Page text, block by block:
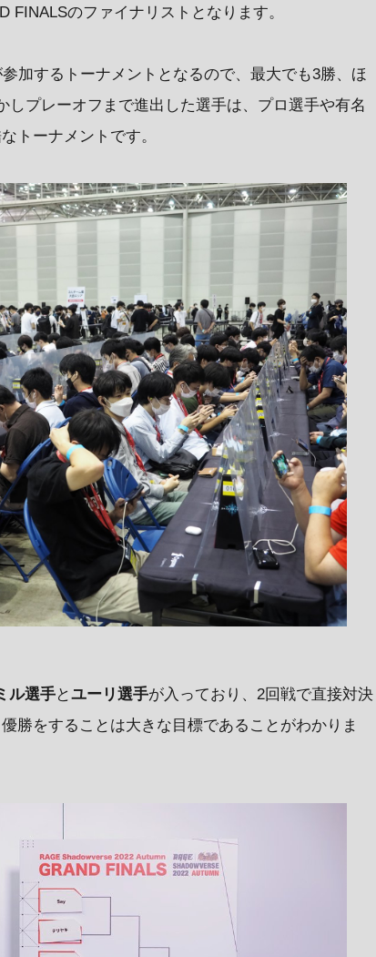
FINALSのファイナリストとなります。
加するトーナメントとなるので、最大でも3勝、ほ
しプレーオフまで進出した選手は、プロ選手や有名
トーナメントです。
ル選手とユーリ選手が入っており、2回戦で直接対決
勝をすることは大きな目標であることがわかりま